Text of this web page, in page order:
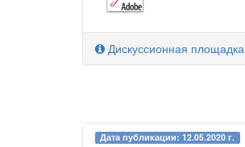
Дискуссионная площадка
Дата публикации: 12.05.2020 г.